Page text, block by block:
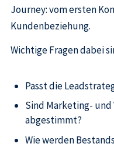
Journey: vom ersten
Kundenbeziehung.
Wichtige Fragen dabei
Passt die
Sind Marketing-
abgestimmt?
Wie werden